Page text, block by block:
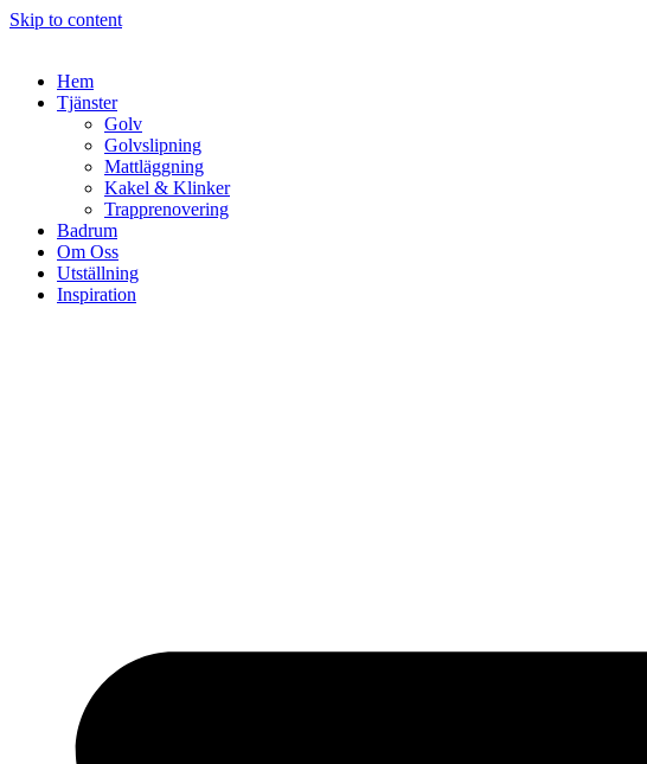
Skip to content
Hem
Tjänster
Golv
Golvslipning
Mattläggning
Kakel & Klinker
Trapprenovering
Badrum
Om Oss
Utställning
Inspiration